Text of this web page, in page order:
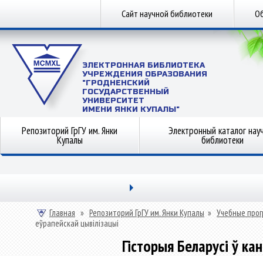
Сайт научной библиотеки
ЭЛЕКТРОННАЯ БИБЛИОТЕКА
УЧРЕЖДЕНИЯ ОБРАЗОВАНИЯ
"ГРОДНЕНСКИЙ
ГОСУДАРСТВЕННЫЙ
УНИВЕРСИТЕТ
ИМЕНИ ЯНКИ КУПАЛЫ"
Репозиторий ГрГУ им. Янки
Купалы
Электронный каталог
библиотеки
Главная » Репозиторий ГрГУ им. Янки Купалы » Учебные
еўрапейскай цывілізацыі
Гісторыя Беларусі ў